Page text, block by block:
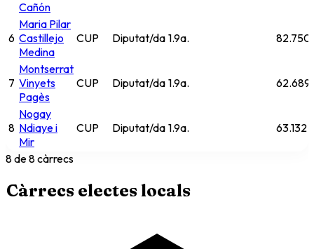
Cañón
6
Maria Pilar
Castillejo
Medina
CUP Diputat/da 1.9a.
7
Montserrat
Vinyets
Pagès
CUP Diputat/da 1.9a. 62.689
8
Nogay
Ndiaye i
Mir
CUP Diputat/da 1.9a. 63.132
8de 8càrrecs
Càrrecs electes locals